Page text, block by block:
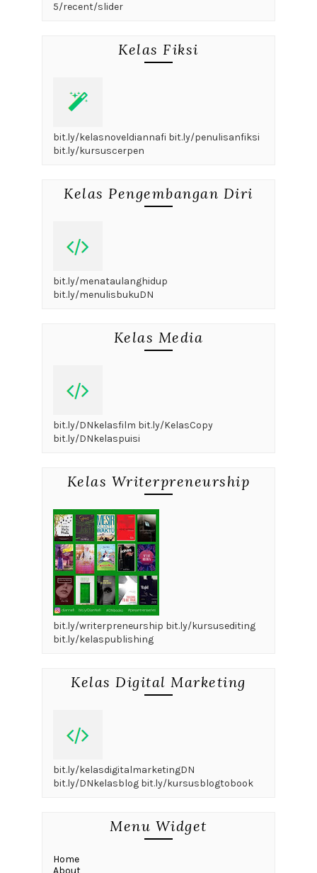
5/recent/slider
Kelas Fiksi
bit.ly/kelasnoveldiannafi bit.ly/penulisanfiksi
bit.ly/kursuscerpen
Kelas Pengembangan Diri
bit.ly/menataulanghidup
bit.ly/menulisbukuDN
Kelas Media
bit.ly/DNkelasfilm bit.ly/KelasCopy
bit.ly/DNkelaspuisi
Kelas Writerpreneurship
bit.ly/writerpreneurship bit.ly/kursusediting
bit.ly/kelaspublishing
Kelas Digital Marketing
bit.ly/kelasdigitalmarketingDN
bit.ly/DNkelasblog bit.ly/kursusblogtobook
Menu Widget
Home